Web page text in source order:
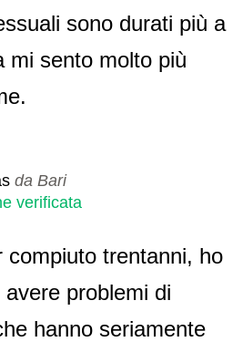
sono durati più a
mi sento molto più
da Bari
verificata
compiuto trentanni, ho
problemi di
hanno seriamente